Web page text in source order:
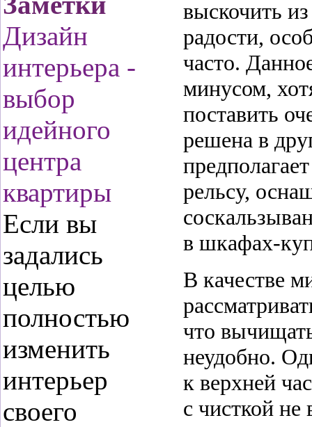
Дизайн
интерьера -
выбор
идейного
центра
квартиры
Если вы
задались
целью
полностью
изменить
интерьер
своего
выскочить
радости,
часто.
минусом,
поставить
решена в
рельсу,
в шкафах-
В качестве
что
неудобно.
к верхней
с чисткой не